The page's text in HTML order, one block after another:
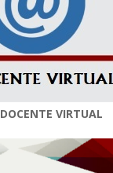
DOCENTE VIRTUAL